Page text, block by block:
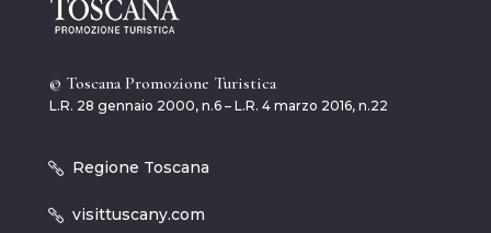
© Toscana Promozione Turistica
L.R. 28 gennaio 2000, n.6 – L.R. 4 marzo 2016, n.22
Regione Toscana
visittuscany.com